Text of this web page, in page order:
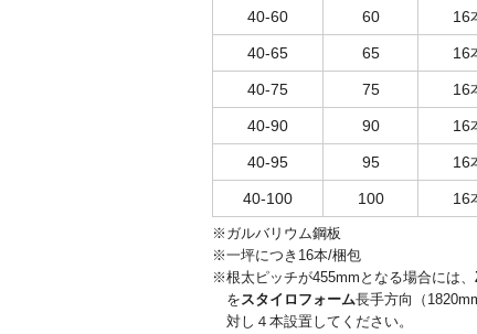
40-60 60 16
40-65 65 16
40-75 75 16
40-90 90 16
40-95 95 16
40-100 100 16
※ガルバリウム鋼板
※一坪につき16本/梱包
※根太ピッチが455mmとなる場合には、
をスタイロフォーム長手方向（
対し４本設置してください。